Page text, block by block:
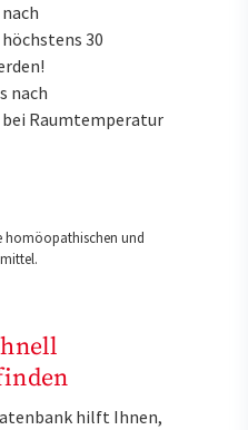
30
nach
Raumtemperatur
homöopathischen und
hilft Ihnen,